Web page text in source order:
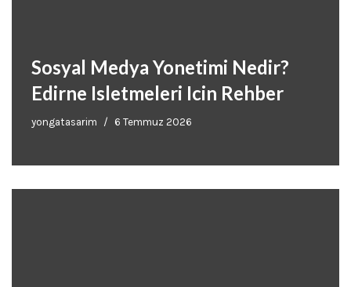
Sosyal Medya Yonetimi Nedir?
Edirne Isletmeleri Icin Rehber
yongatasarim 6 Temmuz 2026